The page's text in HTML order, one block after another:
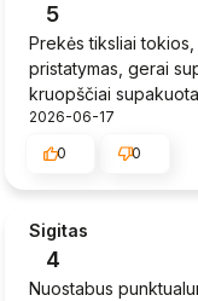
5
Prekės tiksliai
pristatymas, gerai
kruopščiai
2026-06-17
0
0
Sigitas
4
Nuostabus